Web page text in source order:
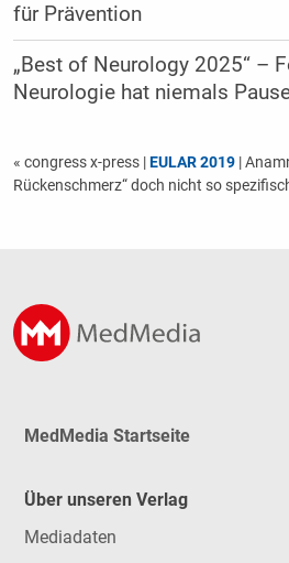
für Prävention
„Best of Neurology 2025“ –
Neurologie hat niemals
« congress x-press |EULAR 2019|
Rückenschmerz“ doch nicht so
MedMedia Startseite
Über unseren Verlag
Mediadaten